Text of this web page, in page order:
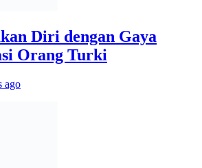
Diri dengan Gaya
Orang Turki
ago